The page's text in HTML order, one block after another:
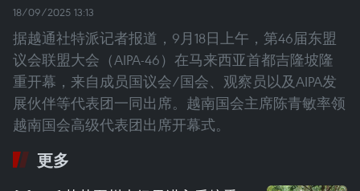
18/09/2025 13:13
据越通社特派记者报道，9月18日上午，第46届东盟
议会联盟大会（AIPA-46）在马来西亚首都吉隆坡隆
重开幕，来自成员国议会/国会、观察员以及AIPA发
展伙伴等代表团一同出席。越南国会主席陈青敏率领
越南国会高级代表团出席开幕式。
更多